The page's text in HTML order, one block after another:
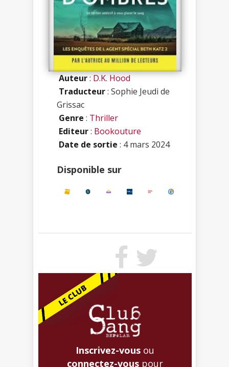
Auteur:D.K. Hood
Traducteur: Sophie Jeudi de
Grissac
Genre : Thriller
Editeur: Bookouture
Date de sortie : 4 mars 2024
Disponible sur
Inscrivez-vous ou
connectez-vous pour